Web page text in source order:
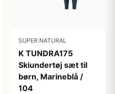
SUPER.NATURAL
K TUNDRA175
Skiundertøj sæt til
børn, Marineblå /
104